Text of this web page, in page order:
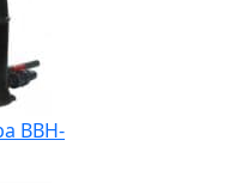
BBH-